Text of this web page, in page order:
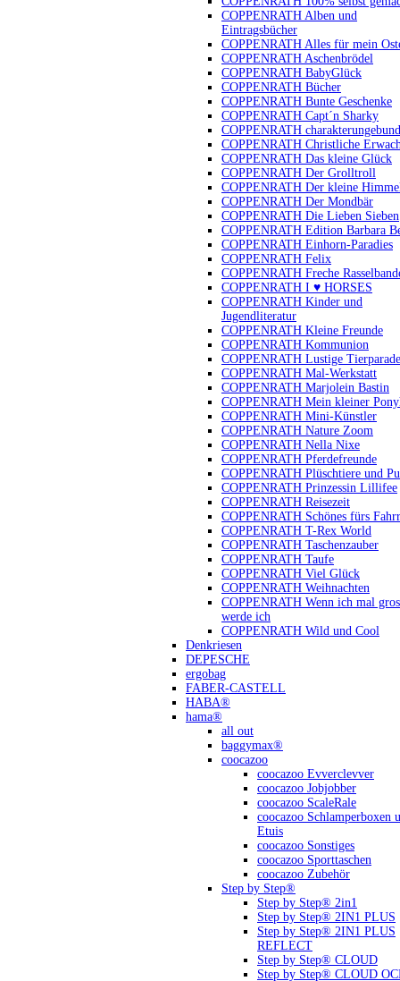
COPPENRATH Alben und
Eintragsbücher
COPPENRATH Alles für mein
COPPENRATH Aschenbrödel
COPPENRATH BabyGlück
COPPENRATH Bücher
COPPENRATH Bunte Geschenke
COPPENRATH Capt´n Sharky
COPPENRATH
COPPENRATH Christliche
COPPENRATH Das kleine Glück
COPPENRATH Der Grolltroll
COPPENRATH Der kleine
COPPENRATH Der Mondbär
COPPENRATH Die Lieben Sieben
COPPENRATH Edition Barbara
COPPENRATH Einhorn-Paradies
COPPENRATH Felix
COPPENRATH Freche
COPPENRATH I ♥ HORSES
COPPENRATH Kinder und
Jugendliteratur
COPPENRATH Kleine Freunde
COPPENRATH Kommunion
COPPENRATH Lustige Tierparade
COPPENRATH Mal-Werkstatt
COPPENRATH Marjolein Bastin
COPPENRATH Mein kleiner
COPPENRATH Mini-Künstler
COPPENRATH Nature Zoom
COPPENRATH Nella Nixe
COPPENRATH Pferdefreunde
COPPENRATH Plüschtiere und
COPPENRATH Prinzessin Lillifee
COPPENRATH Reisezeit
COPPENRATH Schönes fürs
COPPENRATH T-Rex World
COPPENRATH Taschenzauber
COPPENRATH Taufe
COPPENRATH Viel Glück
COPPENRATH Weihnachten
COPPENRATH Wenn ich mal
werde ich
COPPENRATH Wild und Cool
Denkriesen
DEPESCHE
ergobag
FABER-CASTELL
HABA®
hama®
all out
baggymax®
coocazoo
coocazoo Evverclevver
coocazoo Jobjobber
coocazoo ScaleRale
coocazoo Schlamperboxen
Etuis
coocazoo Sonstiges
coocazoo Sporttaschen
coocazoo Zubehör
Step by Step®
Step by Step® 2in1
Step by Step® 2IN1 PLUS
Step by Step® 2IN1 PLUS
REFLECT
Step by Step® CLOUD
Step by Step® CLOUD